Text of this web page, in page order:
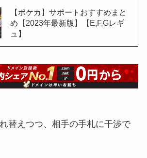
【ポケカ】サポートおすすめまと
め【2023年最新版】【E,F,Gレギ
ュ】
替えつつ、相手の手札に干渉で